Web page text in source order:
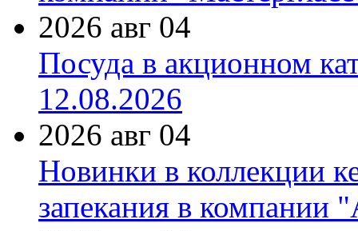
2026 авг 04
Посуда в акционном
12.08.2026
2026 авг 04
Новинки в коллекции
запекания в компании